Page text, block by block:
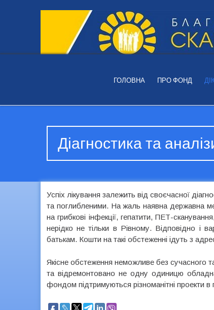
ГОЛОВНА ПРО ФОНД
Діагностика та
Успіх лікування залежить від своєчасної
та поглибленими. На жаль наявна державна
на грибкові інфекції, гепатити, ПЕТ-
нерідко не тільки в Рівному. Відповідно і
батькам. Кошти на такі обстеженні ідуть з
Якісне обстеження неможливе без сучасного
та відремонтовано не одну одиницю
фондом підтримуються різноманітні проекти в